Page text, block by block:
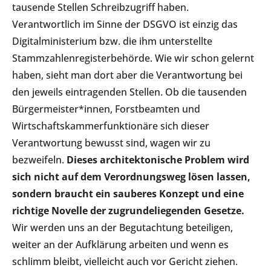
tausende Stellen Schreibzugriff haben.
Verantwortlich im Sinne der DSGVO ist einzig das
Digitalministerium bzw. die ihm unterstellte
Stammzahlenregisterbehörde. Wie wir schon gelernt
haben, sieht man dort aber die Verantwortung bei
den jeweils eintragenden Stellen. Ob die tausenden
Bürgermeister*innen, Forstbeamten und
Wirtschaftskammerfunktionäre sich dieser
Verantwortung bewusst sind, wagen wir zu
bezweifeln. Dieses architektonische Problem wird
sich nicht auf dem Verordnungsweg lösen lassen,
sondern braucht ein sauberes Konzept und eine
richtige Novelle der zugrundeliegenden Gesetze.
Wir werden uns an der Begutachtung beteiligen,
weiter an der Aufklärung arbeiten und wenn es
schlimm bleibt, vielleicht auch vor Gericht ziehen.